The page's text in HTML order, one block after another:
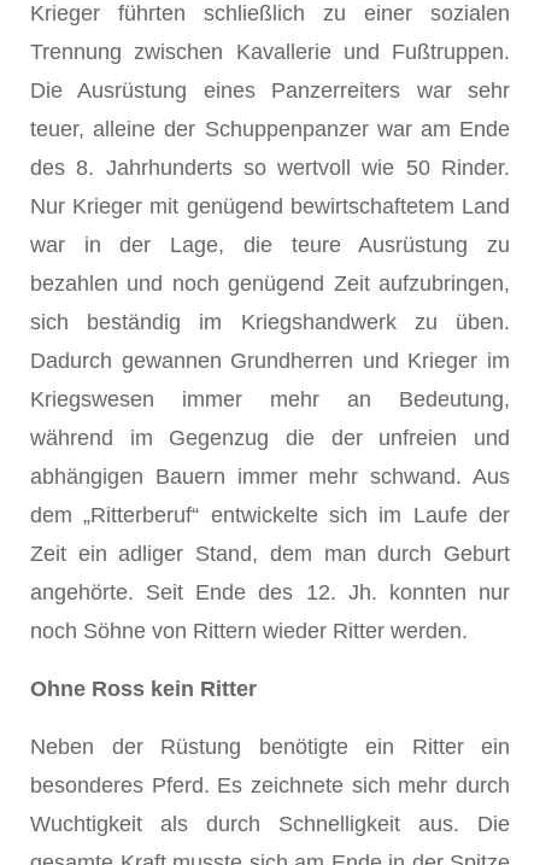
Krieger führten schließlich zu einer sozialen
Trennung zwischen Kavallerie und Fußtruppen.
Die Ausrüstung eines Panzerreiters war sehr
teuer, alleine der Schuppenpanzer war am Ende
des 8. Jahrhunderts so wertvoll wie 50 Rinder.
Nur Krieger mit genügend bewirtschaftetem Land
war in der Lage, die teure Ausrüstung zu
bezahlen und noch genügend Zeit aufzubringen,
sich beständig im Kriegshandwerk zu üben.
Dadurch gewannen Grundherren und Krieger im
Kriegswesen immer mehr an Bedeutung,
während im Gegenzug die der unfreien und
abhängigen Bauern immer mehr schwand. Aus
dem „Ritterberuf“ entwickelte sich im Laufe der
Zeit ein adliger Stand, dem man durch Geburt
angehörte. Seit Ende des 12. Jh. konnten nur
noch Söhne von Rittern wieder Ritter werden.
Ohne Ross kein Ritter
Neben der Rüstung benötigte ein Ritter ein
besonderes Pferd. Es zeichnete sich mehr durch
Wuchtigkeit als durch Schnelligkeit aus. Die